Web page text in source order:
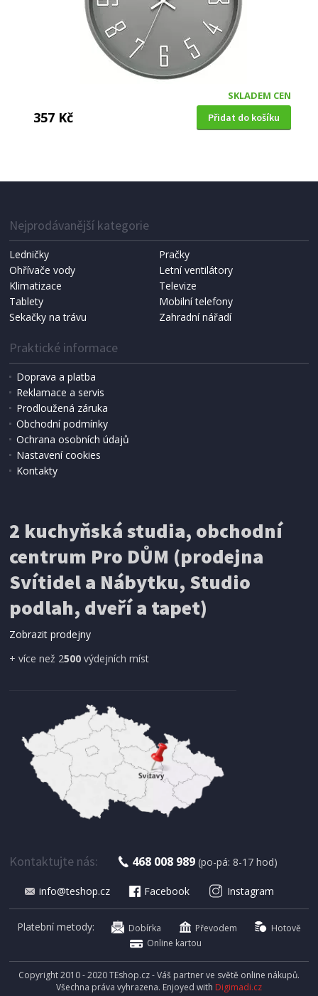
SKLADEM CEN
357 Kč Přidat do košíku
Segnale KO-HZ1003630modr 30 cm modré
331 Kč
395 Kč Přidat do košíku
NÁSTĚNNÉ HODINY
Segnale KO-837362290 s teploměrem a
Nejprodávanější kategorie
Ledničky
Pračky
Ohřívače vody
Letní ventilátory
Klimatizace
Televize
Tablety
Mobilní telefony
Sekačky na trávu
Zahradní nářadí
Praktické informace
Doprava a platba
Reklamace a servis
Prodloužená záruka
Obchodní podmínky
Ochrana osobních údajů
Nastavení cookies
Kontakty
2 kuchyňská studia, obchodní
centrum Pro DŮM (prodejna
Svítidel a Nábytku, Studio
podlah, dveří a tapet)
Zobrazit prodejny
+ více než 2500 výdejních míst
Kontaktujte nás: 468 008 989 (po-pá: 8-17 hod)
info@teshop.cz Facebook Instagram
Platební metody: Dobírka Převodem
Hotově
Online kartou
Copyright 2010 - 2020 TEshop.cz - Váš partner ve světě online nákupů.
Všechna práva vyhrazena. Enjoyed with Digimadi.cz